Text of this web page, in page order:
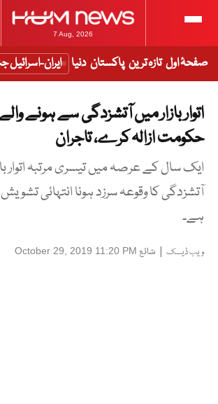
7 Aug, 2026
صفحۂ اول تازہ ترین پاکستان دنیا ایران-
اتوار بازار میں آتشزدگی سے ہونے
حکومت ازالہ کرے، تاجران
ایک سال کے عرصہ میں تیسری مرتبہ اتوار
آتشزدگی کا وقوعہ سرزد ہونا انتہائی
ہے۔
ویب ڈیسک | شائع October 29, 2019 11:20 PM